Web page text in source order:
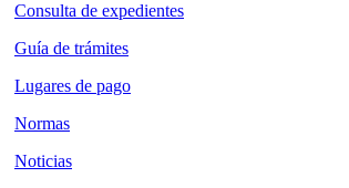
Consulta de expedientes
Guía de trámites
Lugares de pago
Normas
Noticias